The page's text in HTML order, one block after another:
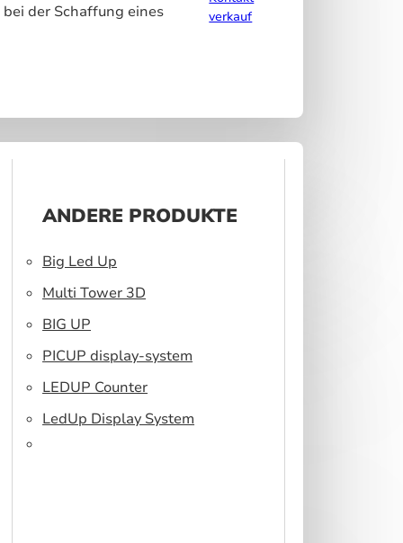
der Schaffung eines
verkauf
ANDERE PRODUKTE
Big Led Up
Multi Tower 3D
BIG UP
PICUP display-system
LEDUP Counter
LedUp Display System